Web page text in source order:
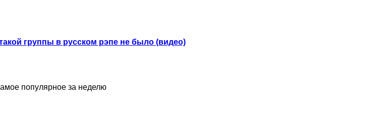
группы в русском рэпе не было (видео)
популярное за неделю